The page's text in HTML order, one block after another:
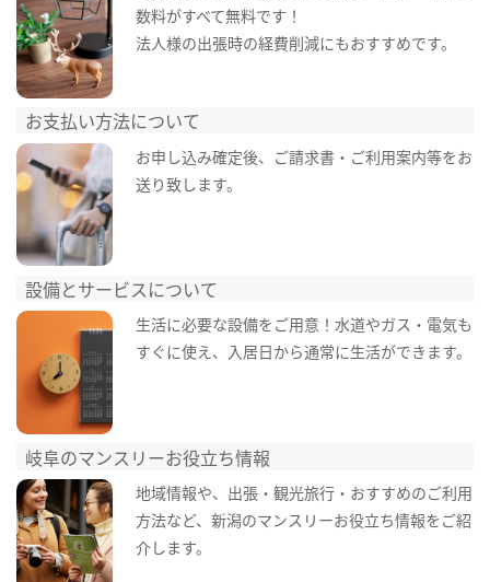
数料がすべて無料です！
法人様の出張時の経費削減にもおすすめです。
お支払い方法について
お申し込み確定後、ご請求書・ご利用案内等をお
送り致します。
設備とサービスについて
生活に必要な設備をご用意！水道やガス・電気も
すぐに使え、入居日から通常に生活ができます。
岐阜のマンスリーお役立ち情報
地域情報や、出張・観光旅行・おすすめのご利用
方法など、新潟のマンスリーお役立ち情報をご紹
介します。